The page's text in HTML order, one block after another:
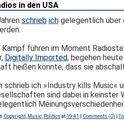
in den USA
schrieb ichgelegentlich über
Kampf führen im Moment
Digitally Imported, begehen
heißen könnte, dass sie
schrieb ich »Industry kills
sind dabei in keinster
Copyright, Music, Politics at 19:41 Comments (0) |